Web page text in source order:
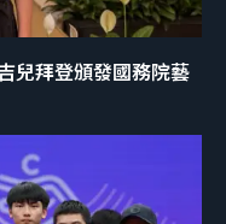
兒拜登頒發國務院藝